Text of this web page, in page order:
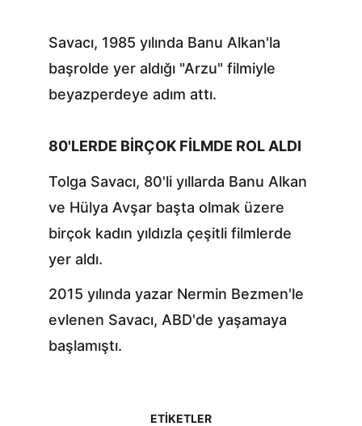
Savacı, 1985 yılında Banu Alkan'la
başrolde yer aldığı "Arzu" filmiyle
beyazperdeye adım attı.
80'LERDE BİRÇOK FİLMDE ROL ALDI
Tolga Savacı, 80'li yıllarda Banu Alkan
ve Hülya Avşar başta olmak üzere
birçok kadın yıldızla çeşitli filmlerde
yer aldı.
2015 yılında yazar Nermin Bezmen'le
evlenen Savacı, ABD'de yaşamaya
başlamıştı.
ETİKETLER